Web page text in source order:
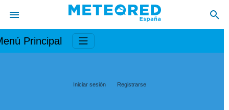
Principal
Iniciar sesión Registrarse